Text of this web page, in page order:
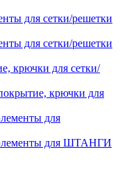
для сетки/решетки
для сетки/решетки
крючки для сетки/
крючки для
для
для ШТАНГИ